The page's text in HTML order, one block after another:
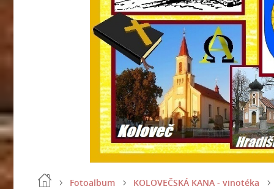
Fotoalbum KOLOVEČSKÁ KANA - vinotéka